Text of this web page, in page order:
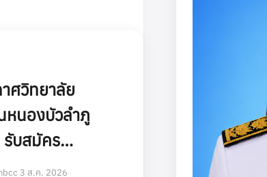
าศวิทยาลัย
หนองบัวลำภู
รับสมัคร
กรปฏิบัติงาน
3 ส.ค. 2026